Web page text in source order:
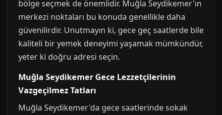
bölge seçmek de önemlidir. Muğla Seydikemer'ın
merkezi noktaları bu konuda genellikle daha
güvenilirdir. Unutmayın ki, gece geç saatlerde bile
kaliteli bir yemek deneyimi yaşamak mümkündür,
yeter ki doğru adresi seçin.
Muğla Seydikemer Gece Lezzetçilerinin
Vazgeçilmez Tatları
Muğla Seydikemer'da gece saatlerinde sokak